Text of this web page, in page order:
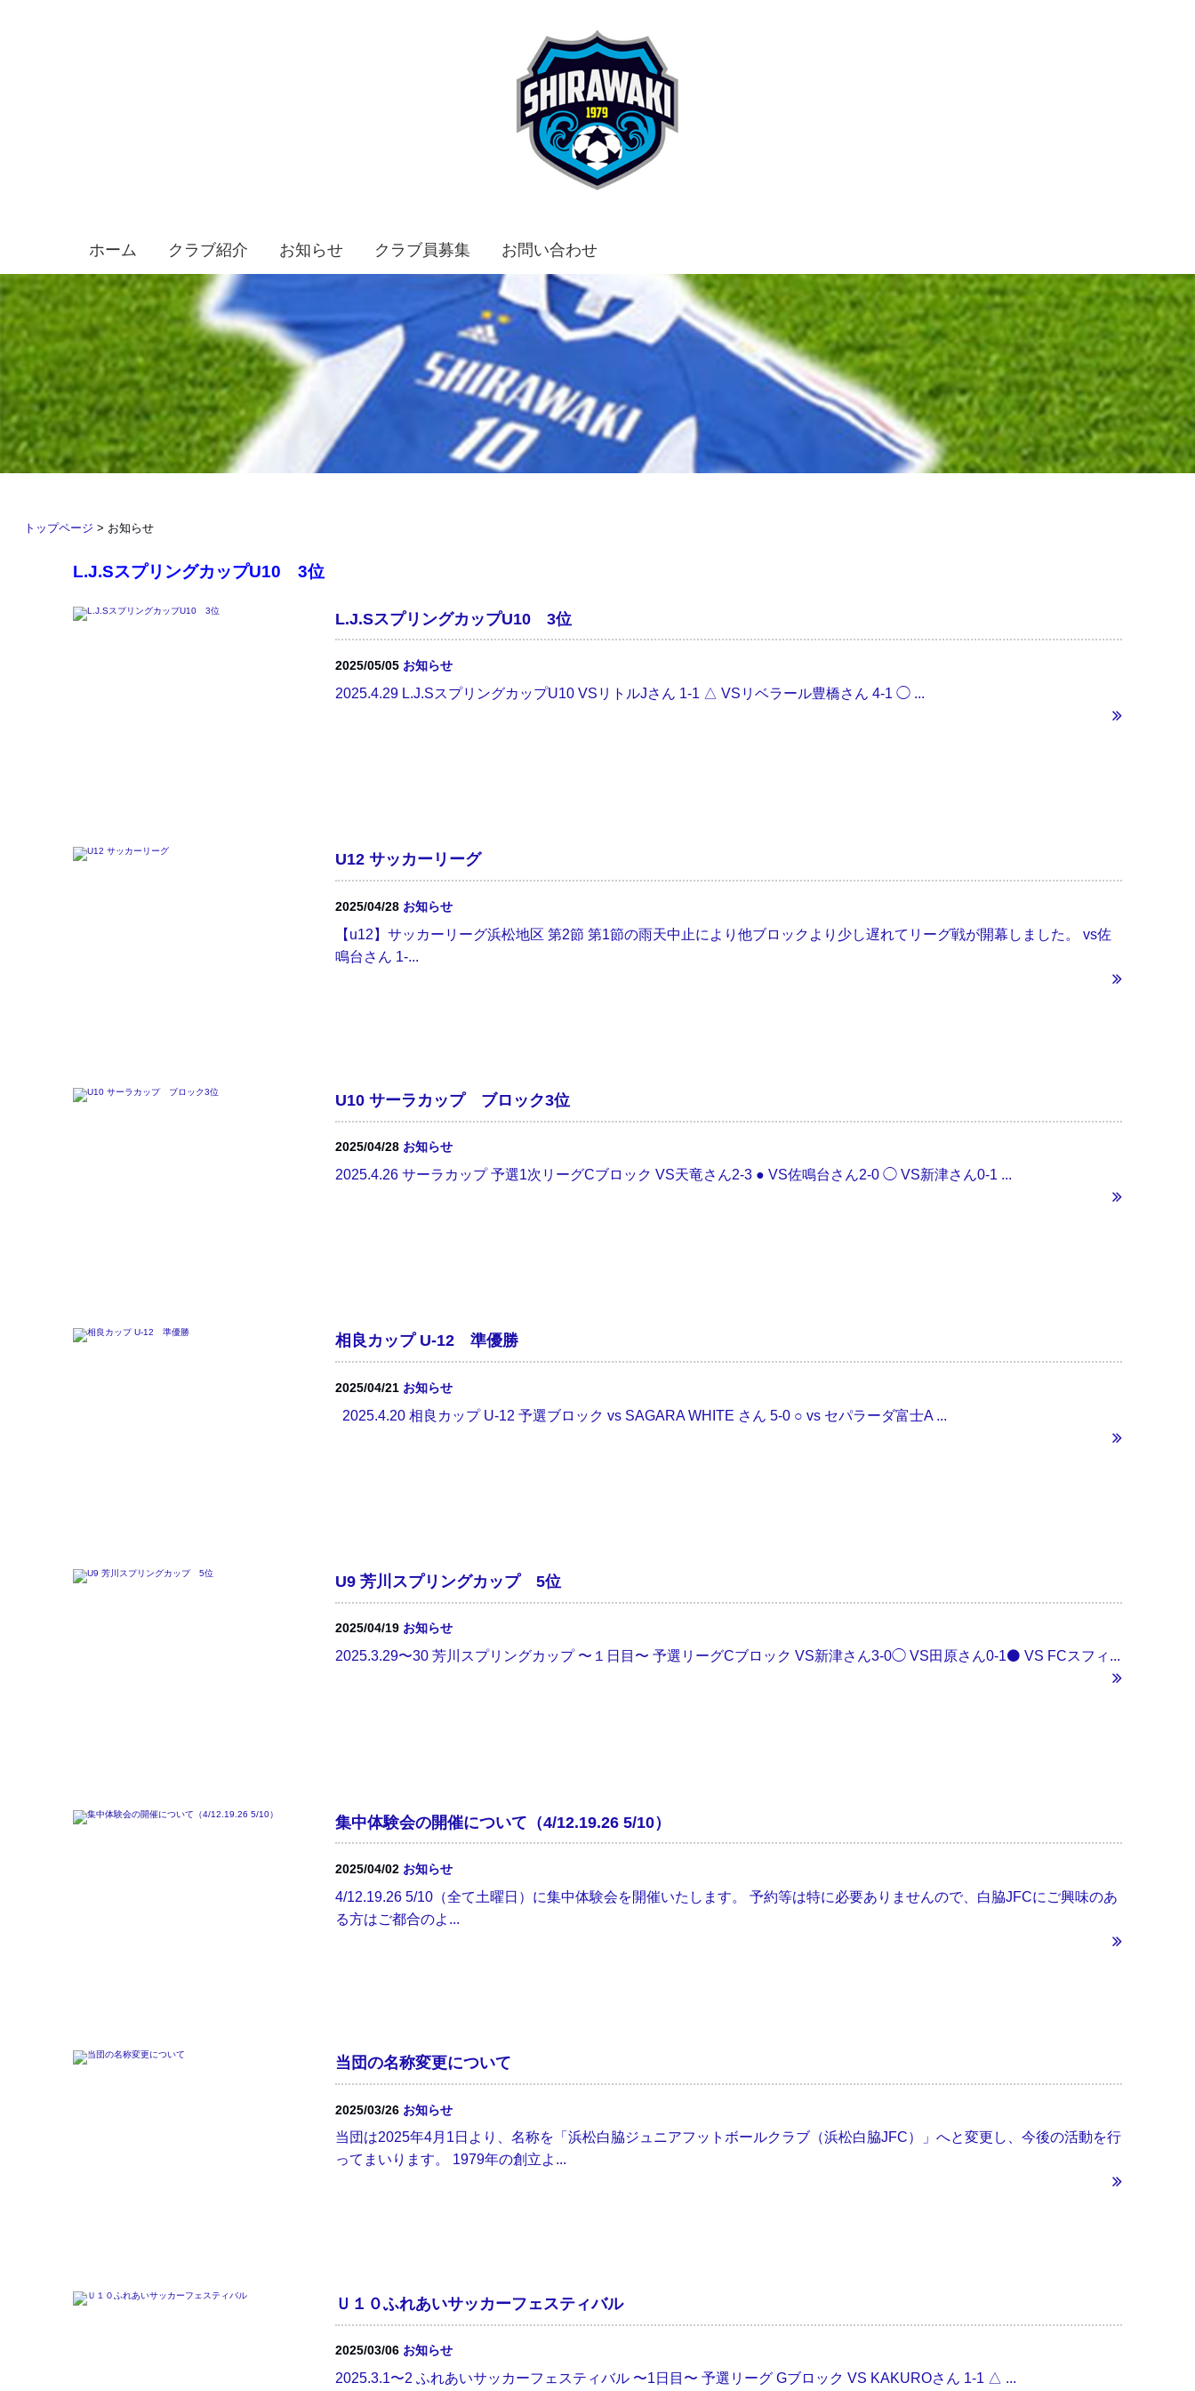
ホーム クラブ紹介 お知らせ クラブ員募集 お問い合わせ
トップページ > お知らせ
L.J.SスプリングカップU10 3位
L.J.SスプリングカップU10 3位
2025/05/05 お知らせ
2025.4.29 L.J.SスプリングカップU10 VSリトルJさん 1-1 △ VSリベラール豊橋さん 4-1 ◯ ...
U12 サッカーリーグ
2025/04/28 お知らせ
【u12】サッカーリーグ浜松地区 第2節 第1節の雨天中止により他ブロックより少し遅れてリーグ戦が開幕しました。 vs佐
鳴台さん 1-...
U10 サーラカップ ブロック3位
2025/04/28 お知らせ
2025.4.26 サーラカップ 予選1次リーグCブロック VS天竜さん2-3 ● VS佐鳴台さん2-0 ◯ VS新津さん0-1 ...
相良カップ U-12 準優勝
2025/04/21 お知らせ
2025.4.20 相良カップ U-12 予選ブロック vs SAGARA WHITE さん 5-0 ○ vs セパラーダ富士A ...
U9 芳川スプリングカップ 5位
2025/04/19 お知らせ
2025.3.29〜30 芳川スプリングカップ 〜１日目〜 予選リーグCブロック VS新津さん3-0◯ VS田原さん0-1⚫️ VS FCスフィ...
集中体験会の開催について（4/12.19.26 5/10）
2025/04/02 お知らせ
4/12.19.26 5/10（全て土曜日）に集中体験会を開催いたします。 予約等は特に必要ありませんので、白脇JFCにご興味のあ
る方はご都合のよ...
当団の名称変更について
2025/03/26 お知らせ
当団は2025年4月1日より、名称を「浜松白脇ジュニアフットボールクラブ（浜松白脇JFC）」へと変更し、今後の活動を行
ってまいります。 1979年の創立よ...
Ｕ１０ふれあいサッカーフェスティバル
2025/03/06 お知らせ
2025.3.1〜2 ふれあいサッカーフェスティバル 〜1日目〜 予選リーグ Gブロック VS KAKUROさん 1-1 △ ...